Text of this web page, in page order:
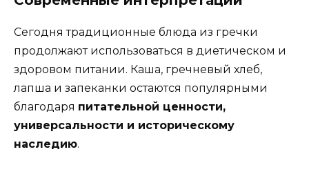
Сегодня традиционные блюда из гречки
продолжают использоваться в диетическом и
здоровом питании. Каша, гречневый хлеб,
лапша и запеканки остаются популярными
благодаря питательной ценности,
универсальности и историческому
наследию.